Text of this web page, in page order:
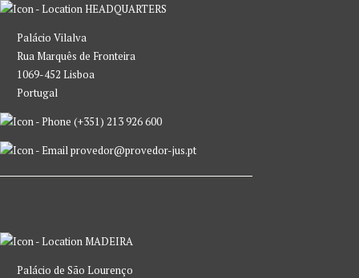
HEADQUARTERS
Palácio Vilalva
Rua Marquês de Fronteira
1069-452 Lisboa
Portugal
(+351) 213 926 600
provedor@provedor-jus.pt
MADEIRA
Palácio de São Lourenço